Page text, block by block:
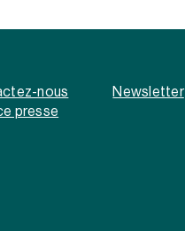
nous
Newsletter
presse